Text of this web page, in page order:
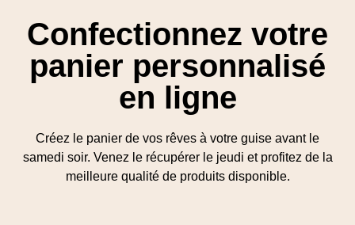
Confectionnez votre
panier personnalisé
en ligne
Créez le panier de vos rêves à votre guise avant le
samedi soir. Venez le récupérer le jeudi et profitez de la
meilleure qualité de produits disponible.